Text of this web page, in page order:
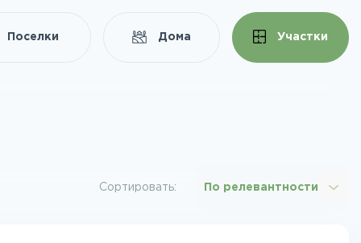
Поселки Дома Участки
Сортировать: По релевантности